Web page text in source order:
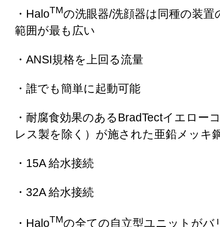
・HaloTMの洗眼器/洗顔器は同種の装
範囲が最も広い
・ANSI規格を上回る流量
・誰でも簡単に起動可能
・耐腐食効果のあるBradTectイエロー
レス製を除く）が施された亜鉛メッキ
・15A 給水接続
・32A 給水接続
・HaloTMの全ての自立型ユニットがバ